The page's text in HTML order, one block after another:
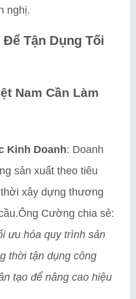
nghị.
Tận Dụng Tối
Nam Cần Làm
Kinh Doanh: Doanh
sản xuất theo tiêu
xây dựng thương
Cường chia sẻ:
ưu hóa quy trình sản
thời tận dụng công
tạo để nâng cao hiệu